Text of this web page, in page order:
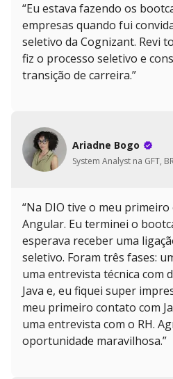
“Eu estava fazendo os
empresas quando fui
seletivo da Cognizant. Revi
fiz o processo seletivo e
transição de carreira.”
Ariadne Bogo
System Analyst na GFT,
“Na DIO tive o meu primeiro
Angular. Eu terminei o
esperava receber uma
seletivo. Foram três fases:
uma entrevista técnica com
Java e, eu fiquei super
meu primeiro contato com
uma entrevista com o RH.
oportunidade maravilhosa.”